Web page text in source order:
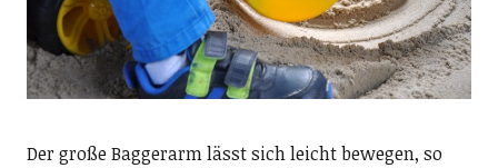
Der große Baggerarm lässt sich leicht bewegen, so